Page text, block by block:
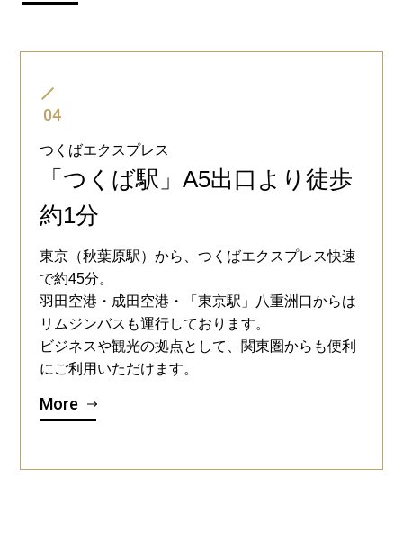
04
つくばエクスプレス
「つくば駅」A5出口より徒歩
約1分
東京（秋葉原駅）から、つくばエクスプレス快速
で約45分。
羽田空港・成田空港・「東京駅」八重洲口からは
リムジンバスも運行しております。
ビジネスや観光の拠点として、関東圏からも便利
にご利用いただけます。
More